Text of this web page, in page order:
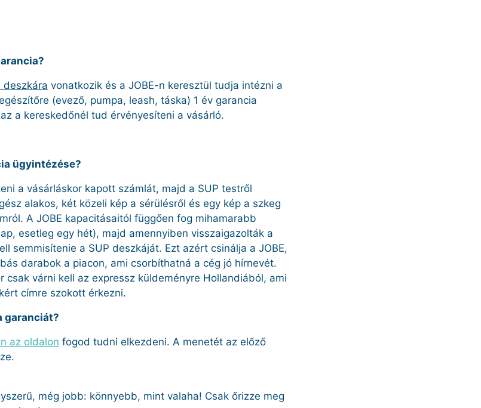
deszkára vonatkozik és a JOBE-n keresztül tudja intézni a
(evező, pumpa, leash, táska) 1 év garancia
a kereskedőnél tud érvényesíteni a vásárló.
ügyintézése?
a vásárláskor kapott számlát, majd a SUP testről
alakos, két közeli kép a sérülésről és egy kép a szkeg
A JOBE kapacitásaitól függően fog mihamarabb
esetleg egy hét), majd amennyiben visszaigazolták a
semmisítenie a SUP deszkáját. Ezt azért csinálja a JOBE,
darabok a piacon, ami csorbíthatná a cég jó hírnevét.
csak várni kell az expressz küldeményre Hollandiából, ami
címre szokott érkezni.
garanciát?
az oldalon fogod tudni elkezdeni. A menetét az előző
még jobb: könnyebb, mint valaha! Csak őrizze meg